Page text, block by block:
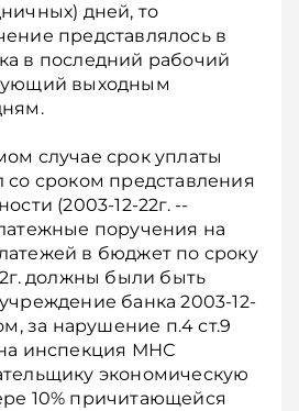
дней, то
представлялось в
в последний рабочий
выходным
случае срок уплаты
со сроком представления
(2003-12-22г. --
поручения на
в бюджет по сроку
должны были быть
банка 2003-12-
за нарушение п.4 ст.9
инспекция МНС
экономическую
10% причитающейся